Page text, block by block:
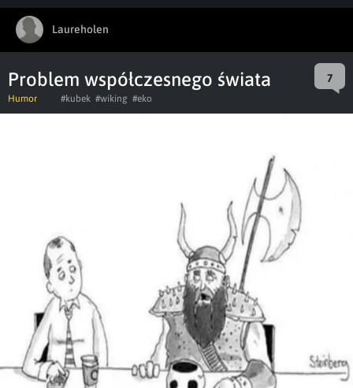
Laureholen
Problem współczesnego świata 7
Humor #kubek #wiking #eko